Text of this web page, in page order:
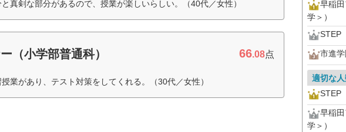
真剣な部分があるので、授業が楽しいらしい。（40代／女性）
（小学部普通科） 66.08点
業があり、テスト対策をしてくれる。（30代／女性）
早稲
学＞）
STEP
市進学
適切な
STEP
早稲
学＞）